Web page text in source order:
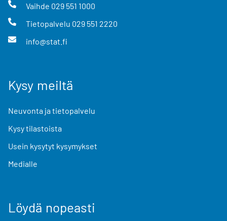
Vaihde 029 551 1000
Tietopalvelu 029 551 2220
info@stat.fi
Kysy meiltä
Neuvonta ja tietopalvelu
Kysy tilastoista
Usein kysytyt kysymykset
Medialle
Löydä nopeasti